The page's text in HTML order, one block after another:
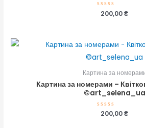
Оцінено
200,00₴
Картина за
Картина за номерами –
©art_selena_ua
Оцінено
200,00₴